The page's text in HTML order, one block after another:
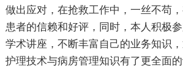
做出应对，在抢救工作中，一丝不苟
患者的信赖和好评，同时，本人积极
学术讲座，不断丰富自己的业务知识
护理技术与病房管理知识有了更全面